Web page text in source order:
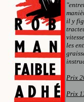
il y
les
Prix
Prix